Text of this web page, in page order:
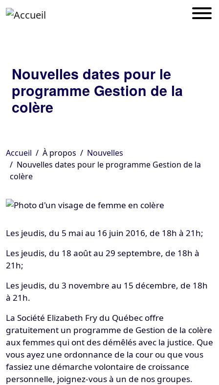
Nouvelles dates pour le
programme Gestion de la
colère
Accueil À propos
Nouvelles
Nouvelles dates pour le programme Gestion de la
colère
Les jeudis, du 5 mai au 16 juin 2016, de 18h à 21h;
Les jeudis, du 18 août au 29 septembre, de 18h à
21h;
Les jeudis, du 3 novembre au 15 décembre, de 18h
à 21h.
La Société Elizabeth Fry du Québec offre
gratuitement un programme de Gestion de la colère
aux femmes qui ont des démêlés avec la justice. Que
vous ayez une ordonnance de la cour ou que vous
fassiez une démarche volontaire de croissance
personnelle, joignez-vous à un de nos groupes.